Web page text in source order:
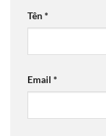
Tên*
Email *